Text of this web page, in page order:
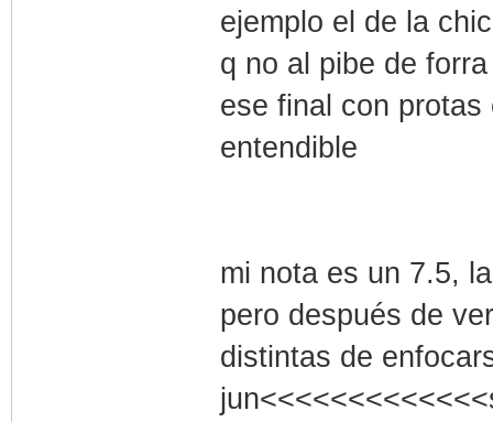
ejemplo el de la
q no al pibe de
ese final con
entendible
mi nota es un 7.5,
pero después de
distintas de